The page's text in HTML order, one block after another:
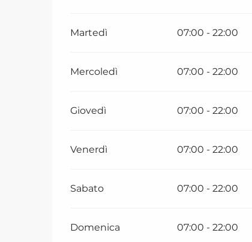
Martedì 07:00 - 22:00
Mercoledì 07:00 - 22:00
Giovedì 07:00 - 22:00
Venerdì 07:00 - 22:00
Sabato 07:00 - 22:00
Domenica 07:00 - 22:00